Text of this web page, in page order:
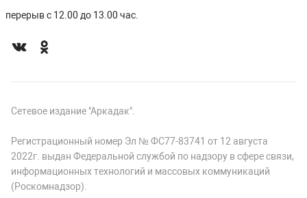
перерыв с 12.00 до 13.00 час.
Сетевое издание "Аркадак".
Регистрационный номер Эл № ФС77-83741 от 12 августа
2022г. выдан Федеральной службой по надзору в сфере связи,
информационных технологий и массовых коммуникаций
(Роскомнадзор).